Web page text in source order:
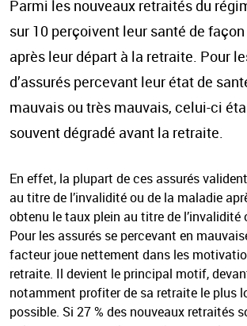
Parmi les nouveaux retraités du
sur 10 perçoivent leur santé de
après leur départ à la retraite. Pour
d’assurés percevant leur état de
mauvais ou très mauvais, celui-ci
souvent dégradé avant la retraite.
En effet, la plupart de ces assurés
au titre de l’invalidité ou de la maladie
obtenu le taux plein au titre de l’invalidité
Pour les assurés se percevant en
facteur joue nettement dans les
retraite. Il devient le principal motif,
notamment profiter de sa retraite le plus
possible. Si 27 % des nouveaux retraités